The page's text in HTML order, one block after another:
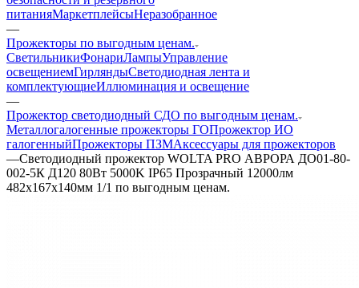
питанияМаркетплейсыНеразобранное
—
Прожекторы по выгодным ценам.
СветильникиФонариЛампыУправление
освещениемГирляндыСветодиодная лента и
комплектующиеИллюминация и освещение
—
Прожектор светодиодный СДО по выгодным ценам.
Металлогалогенные прожекторы ГОПрожектор ИО
галогенныйПрожекторы ПЗМАксессуары для прожекторов
—Светодиодный прожектор WOLTA PRO АВРОРА ДО01-80-
002-5К Д120 80Вт 5000K IP65 Прозрачный 12000лм
482х167х140мм 1/1 по выгодным ценам.